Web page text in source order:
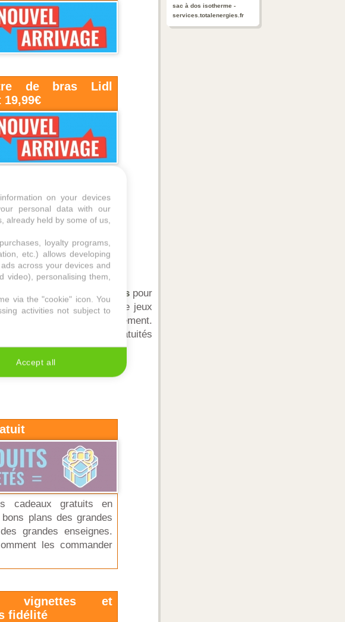
de bras Lidl
les vôtres.
de bons plans astucespour
cadeaux de marques, de jeux
offres de remboursement.
pour bénéficier de gratuités
cadeaux gratuits en
plans des grandes
grandes enseignes.
les commander
vignettes et
fidélité
sac à dos isotherme -
services.totalenergies.fr
on your devices
personal data with our
already held by some of us,
loyalty programs,
etc.) allows developing
across your devices and
video), personalising them,
via the "cookie" icon . You
activities not subject to
Accept all